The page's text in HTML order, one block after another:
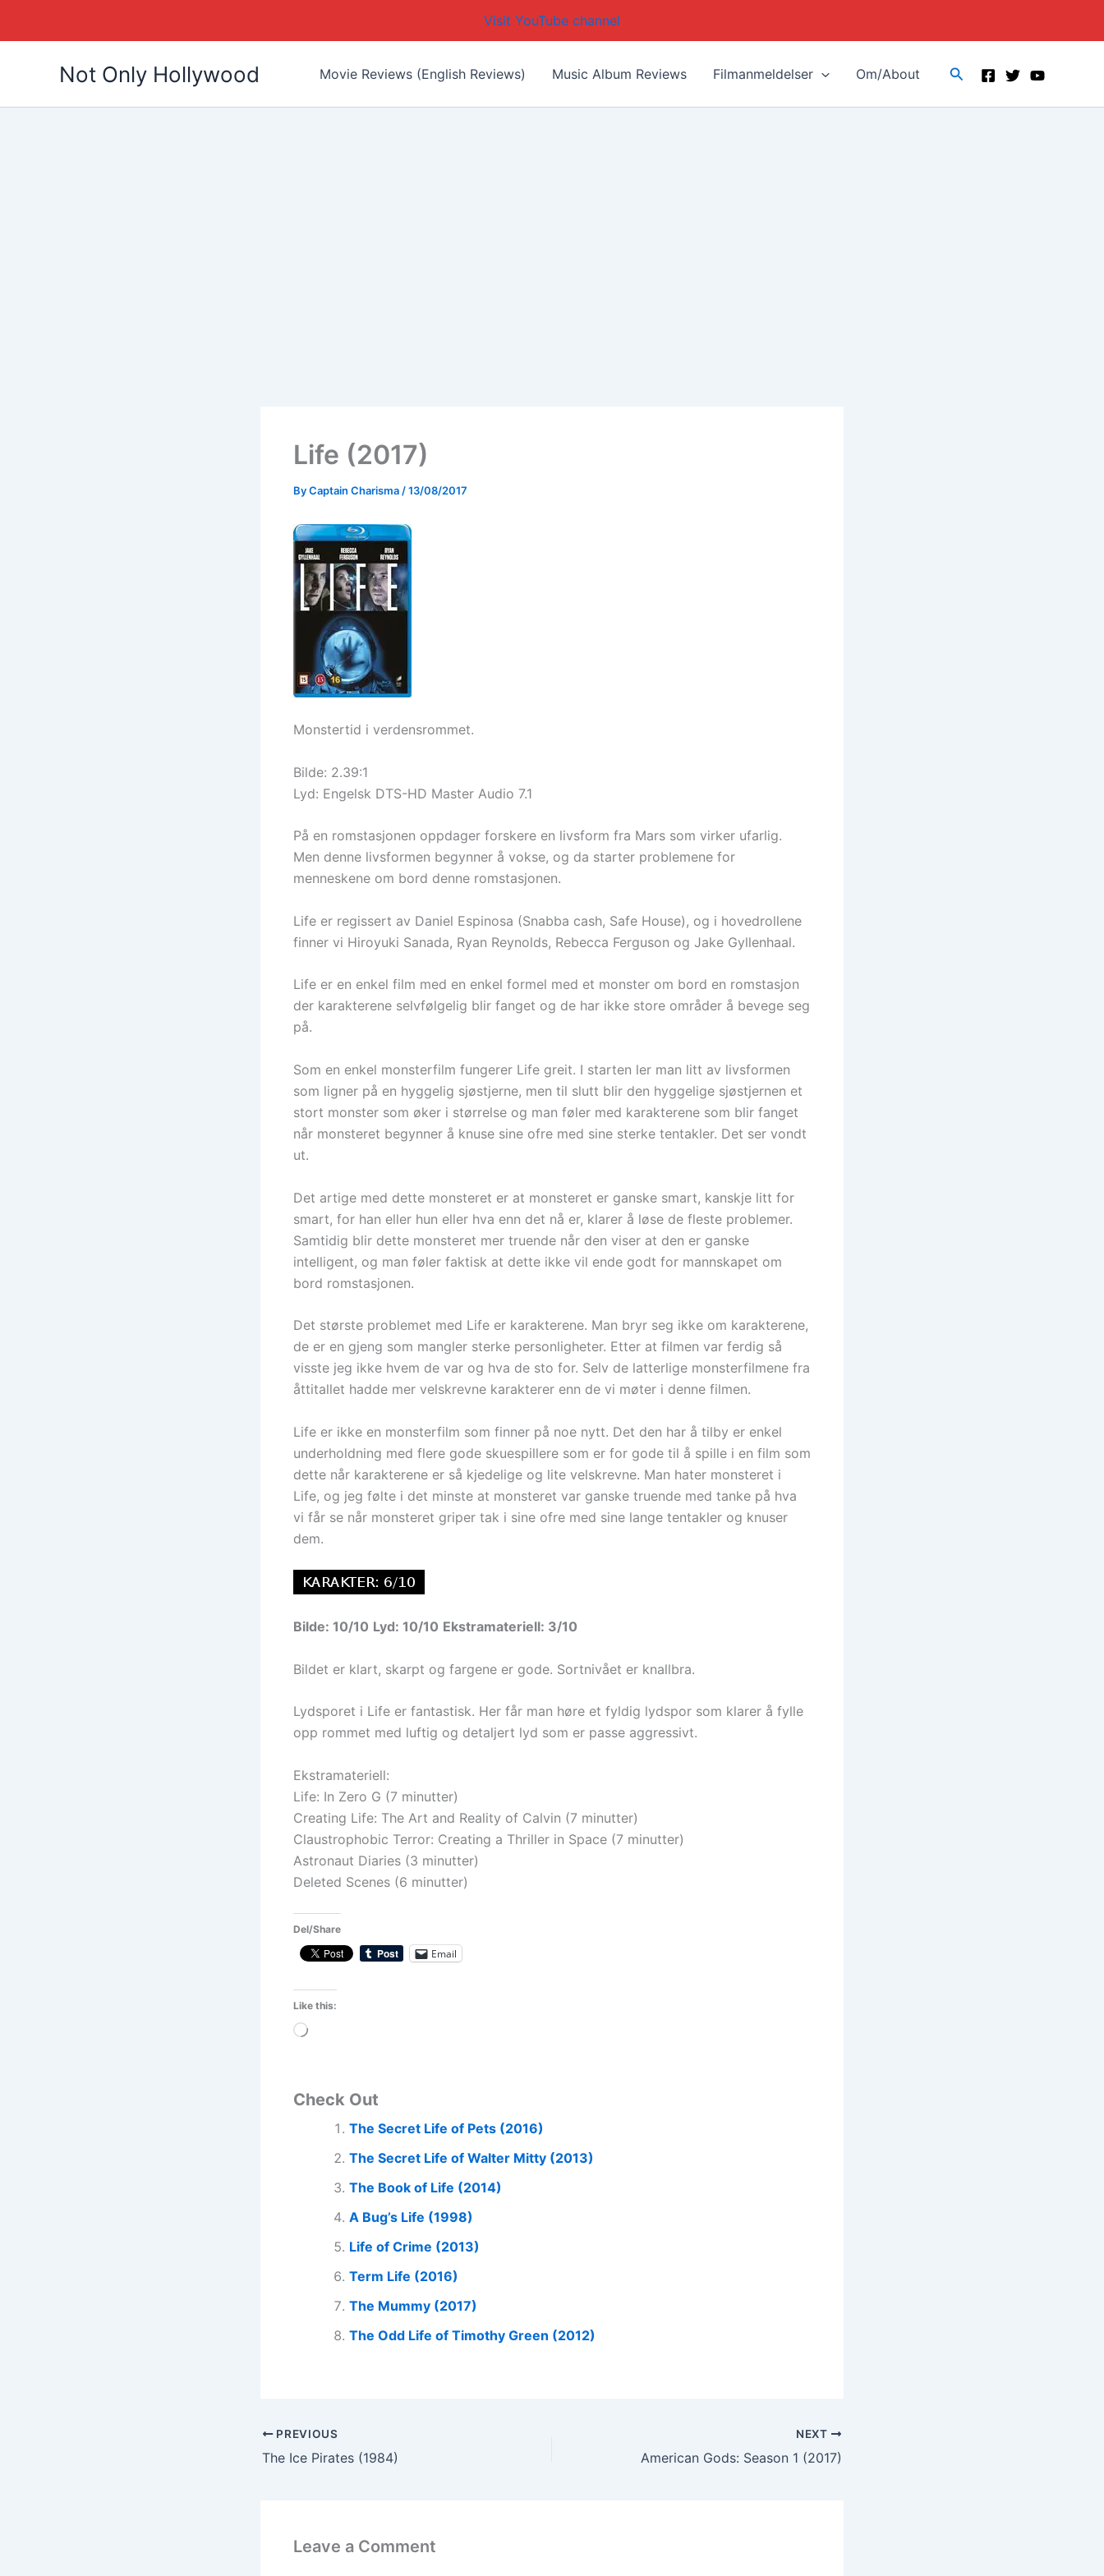
Visit YouTube channel
Not Only Hollywood Movie Reviews (English Reviews) Music Album Reviews Filmanmeldelser Om/About Search
Life (2017)
ByCaptain Charisma/13/08/2017
Monstertid i verdensrommet.
Bilde: 2.39:1
Lyd: Engelsk DTS-HD Master Audio 7.1
På en romstasjonen oppdager forskere en livsform fra Mars som virker ufarlig.
Men denne livsformen begynner å vokse, og da starter problemene for
menneskene om bord denne romstasjonen.
Life er regissert av Daniel Espinosa (Snabba cash, Safe House), og i hovedrollene
finner vi Hiroyuki Sanada, Ryan Reynolds, Rebecca Ferguson og Jake Gyllenhaal.
Life er en enkel film med en enkel formel med et monster om bord en romstasjon
der karakterene selvfølgelig blir fanget og de har ikke store områder å bevege seg
på.
Som en enkel monsterfilm fungerer Life greit. I starten ler man litt av livsformen
som ligner på en hyggelig sjøstjerne, men til slutt blir den hyggelige sjøstjernen et
stort monster som øker i størrelse og man føler med karakterene som blir fanget
når monsteret begynner å knuse sine ofre med sine sterke tentakler. Det ser vondt
ut.
Det artige med dette monsteret er at monsteret er ganske smart, kanskje litt for
smart, for han eller hun eller hva enn det nå er, klarer å løse de fleste problemer.
Samtidig blir dette monsteret mer truende når den viser at den er ganske
intelligent, og man føler faktisk at dette ikke vil ende godt for mannskapet om
bord romstasjonen.
Det største problemet med Life er karakterene. Man bryr seg ikke om karakterene,
de er en gjeng som mangler sterke personligheter. Etter at filmen var ferdig så
visste jeg ikke hvem de var og hva de sto for. Selv de latterlige monsterfilmene fra
åttitallet hadde mer velskrevne karakterer enn de vi møter i denne filmen.
Life er ikke en monsterfilm som finner på noe nytt. Det den har å tilby er enkel
underholdning med flere gode skuespillere som er for gode til å spille i en film som
dette når karakterene er så kjedelige og lite velskrevne. Man hater monsteret i
Life, og jeg følte i det minste at monsteret var ganske truende med tanke på hva
vi får se når monsteret griper tak i sine ofre med sine lange tentakler og knuser
dem.
Bilde: 10/10 Lyd: 10/10 Ekstramateriell: 3/10
Bildet er klart, skarpt og fargene er gode. Sortnivået er knallbra.
Lydsporet i Life er fantastisk. Her får man høre et fyldig lydspor som klarer å fylle
opp rommet med luftig og detaljert lyd som er passe aggressivt.
Ekstramateriell:
Life: In Zero G (7 minutter)
Creating Life: The Art and Reality of Calvin (7 minutter)
Claustrophobic Terror: Creating a Thriller in Space (7 minutter)
Astronaut Diaries (3 minutter)
Deleted Scenes (6 minutter)
Del/Share
Email
Like this:
Loading…
Check Out
The Secret Life of Pets (2016)
The Secret Life of Walter Mitty (2013)
The Book of Life (2014)
A Bug’s Life (1998)
Life of Crime (2013)
Term Life (2016)
The Mummy (2017)
The Odd Life of Timothy Green (2012)
PREVIOUS
The Ice Pirates (1984)
NEXT
American Gods: Season 1 (2017)
Leave a Comment